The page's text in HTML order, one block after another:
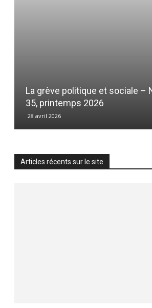
La grève politique et sociale –
35, printemps 2026
28 avril 2026
Articles récents sur le site